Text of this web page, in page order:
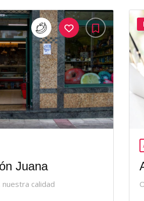
37Me
Gusta
Juana
calidad